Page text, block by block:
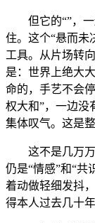
但它的“”，一
住。这个“悬而未
工具。从片场转
是：世界上绝大
命的，手艺不会
权大和”，一边没
集体叹气。这是
这不是几万万
仍是“情感”和“共
着动做轻细发抖
得本人过去几十